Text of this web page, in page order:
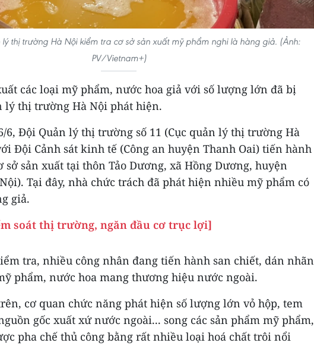
thị trường Hà Nội kiểm tra cơ sở sản xuất mỹ phẩm nghi là hàng giả. (Ảnh:
PV/Vietnam+)
các loại mỹ phẩm, nước hoa giả với số lượng lớn đã bị
lý thị trường Hà Nội phát hiện.
6, Đội Quản lý thị trường số 11 (Cục quản lý thị trường Hà
Đội Cảnh sát kinh tế (Công an huyện Thanh Oai) tiến hành
sản xuất tại thôn Tảo Dương, xã Hồng Dương, huyện
Tại đây, nhà chức trách đã phát hiện nhiều mỹ phẩm có
giả.
soát thị trường, ngăn đầu cơ trục lợi]
tra, nhiều công nhân đang tiến hành san chiết, dán nhãn
phẩm, nước hoa mang thương hiệu nước ngoài.
cơ quan chức năng phát hiện số lượng lớn vỏ hộp, tem
gốc xuất xứ nước ngoài... song các sản phẩm mỹ phẩm,
pha chế thủ công bằng rất nhiều loại hoá chất trôi nổi